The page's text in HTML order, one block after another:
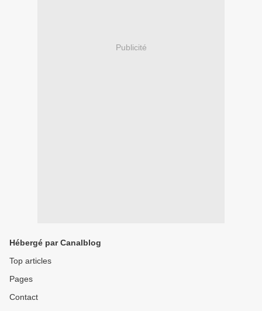
Publicité
Hébergé par Canalblog
Top articles
Pages
Contact